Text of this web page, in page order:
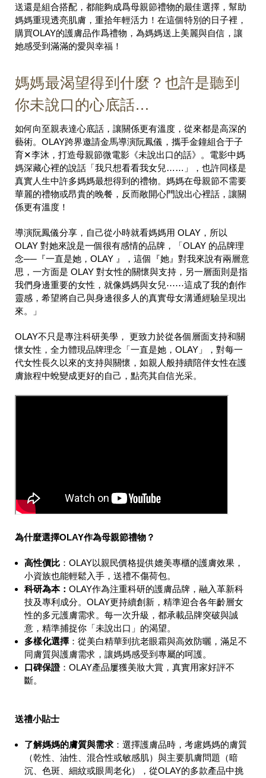
送還是組合搭配，都能夠成爲母親節禮物的最佳選擇，幫助
媽媽重現透亮肌膚，重拾年輕活力！在這個特別的日子裡，
購買OLAY的護膚品作爲禮物，為媽媽送上美麗與自信，讓
她感受到滿滿的愛與幸福！
媽媽最渴望得到什麼？也許是聽到
你未說口的心底話…
如何向至親表達心底話，讓關係更有溫度，從來都是高深的
藝術。OLAY跨界邀請金馬導演阮鳳儀，攜手金鐘組合于子
育✕李沐，打造母親節微電影《未說出口的話》。電影中媽
媽深藏心裡的說話「我只想看看我女兒……」，也許同樣是
真實人生中許多媽媽最想得到的禮物。媽媽在母親節不需要
華麗的禮物或昂貴的晚餐，反而敞開心門說出心裡話，讓關
係更有溫度！
導演阮鳳儀分享，自己從小時就看媽媽用 OLAY ，所以
OLAY 對她來說是一個很有感情的品牌，「OLAY 的品牌理
念── 『一直是她， OLAY 』，這個『她』對我來說有兩層意
思，一方面是 OLAY 對女性的關懷與支持，另一層面則是指
我們身邊重要的女性，就像媽媽與女兒⋯⋯這成了我的創作
靈感，希望將自己與身邊很多人的真實母女溝通經驗呈現出
來。」
OLAY不只是專注科研美學， 更致力於從各個層面支持和關
懷女性，全力體現品牌理念「一直是她， OLAY 」，對每一
代女性長久以來的支持與關懷，如親人般持續陪伴女性在護
膚旅程中蛻變成更好的自己，點亮其自信光采。
為什麼選擇OLAY作為母親節禮物？
高性價比 ：OLAY以親民價格提供媲美專櫃的護膚效果，
小資族也能輕鬆入手，送禮不傷荷包。
科研為本：OLAY作為注重科研的護膚品牌，融入革新科
技及專利成分。OLAY更持續創新，精準迎合各年齡層女
性的多元護膚需求。每一次升級，都承載品牌突破與誠
意，精準捕捉你「未說出口」的渴望。
多樣化選擇 ：從美白精華到抗老眼霜與高效防曬，滿足不
同膚質與護膚需求，讓媽媽感受到專屬的呵護。
口碑保證：OLAY產品屢獲美妝大賞，真實用家好評不
斷。
送禮小貼士
了解媽媽的膚質與需求 ：選擇護膚品時，考慮媽媽的膚質
（乾性、油性、混合性或敏感肌）與主要肌膚問題（暗
沉、色斑、細紋或眼周老化），從OLAY的多款產品中挑